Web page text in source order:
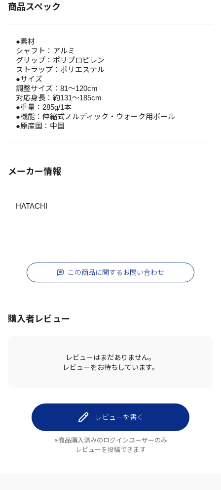
商品スペック
●素材
シャフト：アルミ
グリップ：ポリプロピレン
ストラップ：ポリエステル
●サイズ
調整サイズ：81～120cm
対応身長：約131～185cm
●重量：285g/1本
●機能：伸縮式ノルディック・ウォーク用ポール
●原産国：中国
メーカー情報
HATACHI
この商品に関するお問い合わせ
購入者レビュー
レビューはまだありません。
レビューをお待ちしています。
レビューを書く
※商品購入済みのログインユーザーのみ
レビューを投稿できます